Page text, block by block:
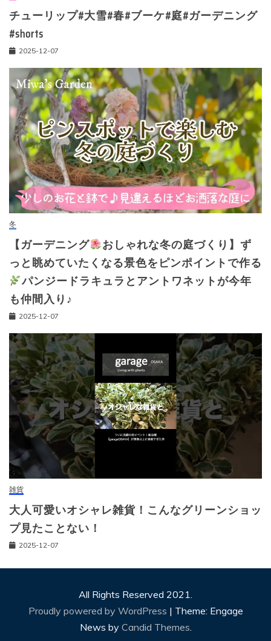
チューリップ#大雪#春#ブーケ#庭#ガーデニング
#shorts
2025-12-07
冬
【ガーデニング
おしゃれな冬の庭づくり】ず
っと眺めていたくなる景色をピンポイントで作る
パンジードラキュラとアントワネットが今年
も仲間入り♪
2025-12-07
雑貨
大人可愛いオシャレ雑貨！こんなグリーンショッ
プ見たことない！
2025-12-07
All Rights Reserved 2021.
Proudly powered by WordPress | Theme: Engage
News by Candid Themes